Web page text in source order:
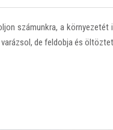
számunkra, a
de feldobja és